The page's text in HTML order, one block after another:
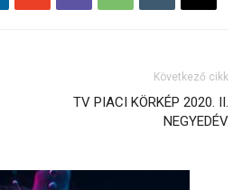
Következő cikk
TV PIACI KÖRKÉP 2020. II.
NEGYEDÉV